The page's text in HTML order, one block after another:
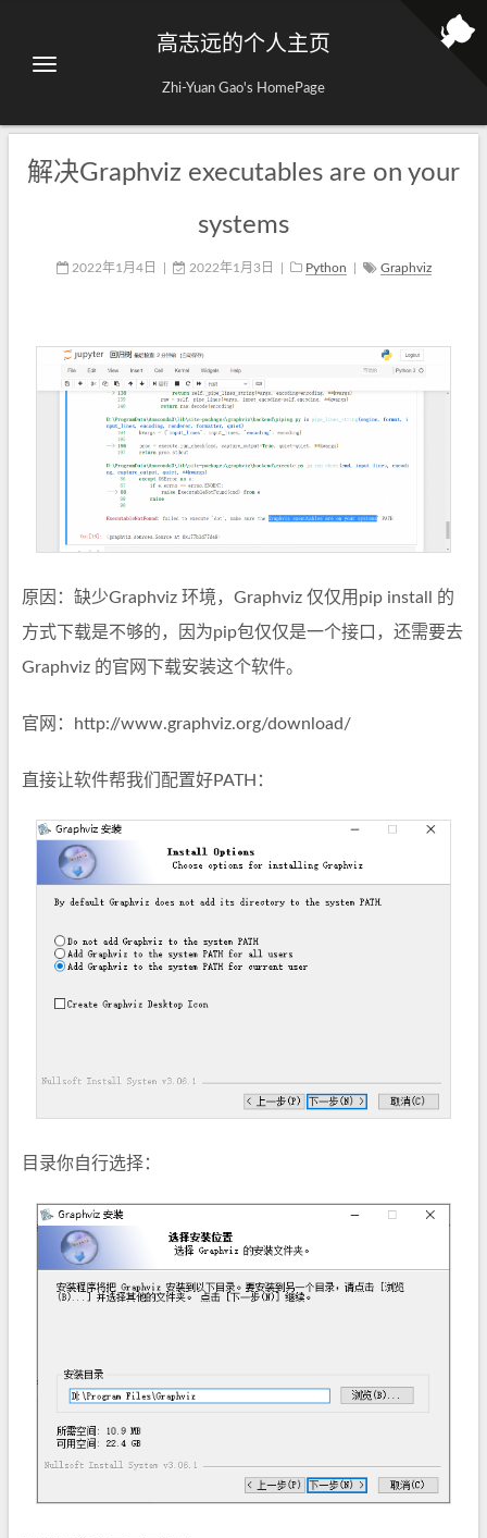
高志远的个人主页
Zhi-Yuan Gao's HomePage
解决Graphviz executables are on your
systems
2022年1月4日 2022年1月3日 Python Graphviz
原因：缺少Graphviz 环境，Graphviz 仅仅用pip install 的
方式下载是不够的，因为pip包仅仅是一个接口，还需要去
Graphviz 的官网下载安装这个软件。
官网：http://www.graphviz.org/download/
直接让软件帮我们配置好PATH：
目录你自行选择：